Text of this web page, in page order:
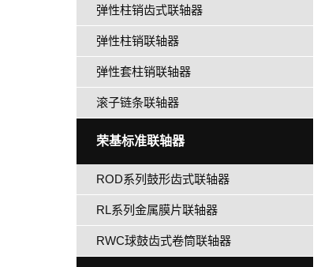
弹性柱销齿式联轴器
弹性柱销联轴器
弹性套柱销联轴器
滚子链条联轴器
荣基标准联轴器
ROD系列鼓形齿式联轴器
RL系列金属膜片联轴器
RWC球鼓齿式卷筒联轴器